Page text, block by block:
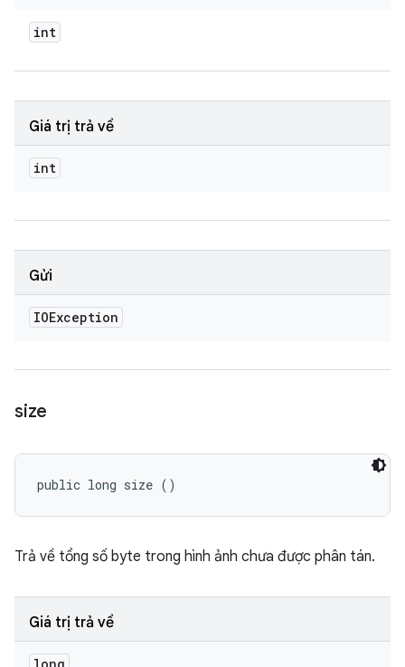
int
Giá trị trả về
int
Gửi
IOException
size
public long size ()
Trả về tổng số byte trong hình ảnh chưa được phân tán.
Giá trị trả về